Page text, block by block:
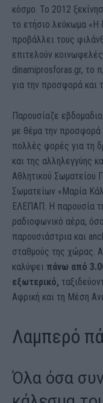
κόσμο. Το 2012
το ετήσιο λεύκωμα «Η
προβάλλει τους
επιτελούν
dinamiprosforas.gr, το
για την προσφορά και
Παρουσίαζε
με θέμα την προσφορά
πολλές φορές για τη
και της αλληλεγγύης
Αθλητικού Σωματείου
Σωματείων «Μαρία
ΕΛΕΠΑΠ. Η παρουσία
ραδιοφωνικό αέρα,
παρουσιάστρια και
σταθμούς της χώρας.
καλύψει πάνω από
εξωτερικό,
Αφρική και τη Μέση
Λαμπερό
Όλα όσα